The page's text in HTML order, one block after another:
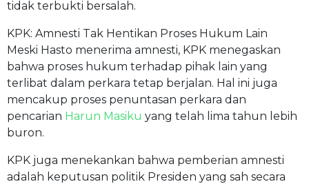
tidak terbukti bersalah.
KPK: Amnesti Tak Hentikan Proses Hukum Lain
Meski Hasto menerima amnesti, KPK menegaskan
bahwa proses hukum terhadap pihak lain yang
terlibat dalam perkara tetap berjalan. Hal ini juga
mencakup proses penuntasan perkara dan
pencarian Harun Masiku yang telah lima tahun lebih
buron.
KPK juga menekankan bahwa pemberian amnesti
adalah keputusan politik Presiden yang sah secara